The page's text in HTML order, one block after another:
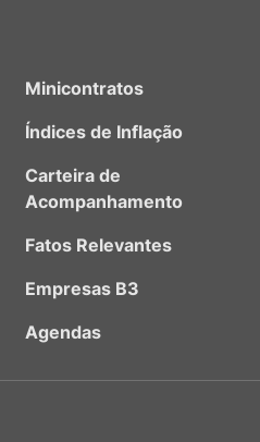
Minicontratos
Índices de Inflação
Carteira de
Acompanhamento
Fatos Relevantes
Empresas B3
Agendas